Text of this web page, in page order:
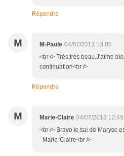
Répondre
M M-Paule 04/07/2013 13:05
<br /> Très,très beau.J'aime
continuation<br />
Répondre
M Marie-Claire 04/07/2013 12:49
<br /> Bravo le sal de Maryse
Marie-Claire<br />